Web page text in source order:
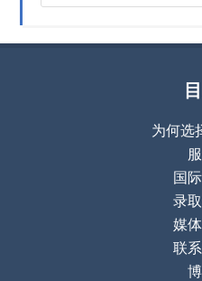
为何选
国
录
媒
联